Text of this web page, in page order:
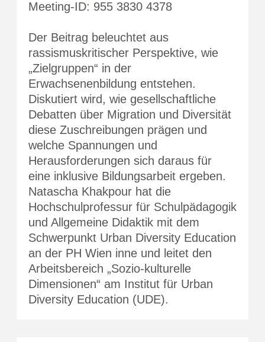
Meeting-ID: 955 3830 4378
Der Beitrag beleuchtet aus
rassismuskritischer Perspektive, wie
„Zielgruppen“ in der
Erwachsenenbildung entstehen.
Diskutiert wird, wie gesellschaftliche
Debatten über Migration und Diversität
diese Zuschreibungen prägen und
welche Spannungen und
Herausforderungen sich daraus für
eine inklusive Bildungsarbeit ergeben.
Natascha Khakpour hat die
Hochschulprofessur für Schulpädagogik
und Allgemeine Didaktik mit dem
Schwerpunkt Urban Diversity Education
an der PH Wien inne und leitet den
Arbeitsbereich „Sozio-kulturelle
Dimensionen“ am Institut für Urban
Diversity Education (UDE).